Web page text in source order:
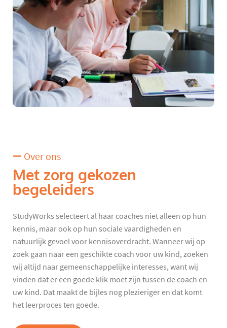
Over ons
Met zorg gekozen
begeleiders
StudyWorks selecteert al haar coaches niet alleen op hun
kennis, maar ook op hun sociale vaardigheden en
natuurlijk gevoel voor kennisoverdracht. Wanneer wij op
zoek gaan naar een geschikte coach voor uw kind, zoeken
wij altijd naar gemeenschappelijke interesses, want wij
vinden dat er een goede klik moet zijn tussen de coach en
uw kind. Dat maakt de bijles nog plezieriger en dat komt
het leerproces ten goede.